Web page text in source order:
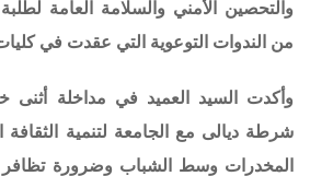
والتحصين الأمني والسلامة العامة
من الندوات التوعوية التي عقدت في
وأكدت السيد العميد في مداخلة أثنى
شرطة ديالى مع الجامعة لتنمية الثقافة
المخدرات وسط الشباب وضرورة تظافر